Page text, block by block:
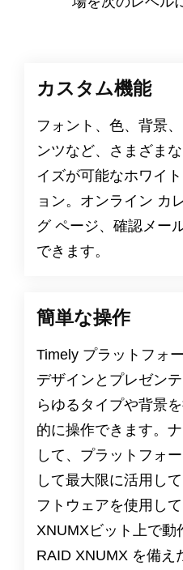
カスタム機能
フォント、色、背景
ンツなど、さまざま
イズが可能なホワイ
ョン。オンライン カ
グ ページ、確認メー
できます。
簡単な操作
Timely プラットフォ
デザインとプレゼン
らゆるタイプや背景
的に操作できます。
して、プラットフォ
して最大限に活用し
フトウェアを使用し
XNUMXビット上で動
RAID XNUMX を備え